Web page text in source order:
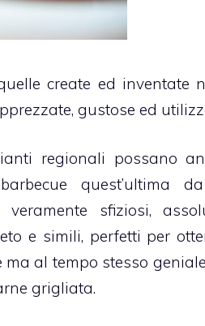
create ed inventate
gustose ed
regionali possano
quest’ultima
sfiziosi,
e simili, perfetti per
al tempo stesso
grigliata.